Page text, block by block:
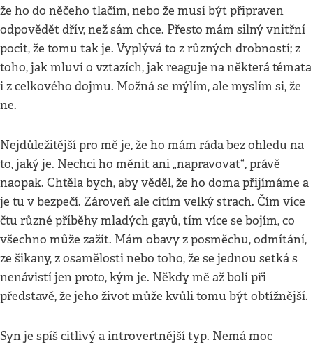
že ho do něčeho tlačím, nebo že musí být připraven
odpovědět dřív, než sám chce. Přesto mám silný vnitřní
pocit, že tomu tak je. Vyplývá to z různých drobností; z
toho, jak mluví o vztazích, jak reaguje na některá témata
i z celkového dojmu. Možná se mýlím, ale myslím si, že
ne.
Nejdůležitější pro mě je, že ho mám ráda bez ohledu na
to, jaký je. Nechci ho měnit ani „napravovat“, právě
naopak. Chtěla bych, aby věděl, že ho doma přijímáme a
je tu v bezpečí. Zároveň ale cítím velký strach. Čím více
čtu různé příběhy mladých gayů, tím více se bojím, co
všechno může zažít. Mám obavy z posměchu, odmítání,
ze šikany, z osamělosti nebo toho, že se jednou setká s
nenávistí jen proto, kým je. Někdy mě až bolí při
představě, že jeho život může kvůli tomu být obtížnější.
Syn je spíš citlivý a introvertnější typ. Nemá moc